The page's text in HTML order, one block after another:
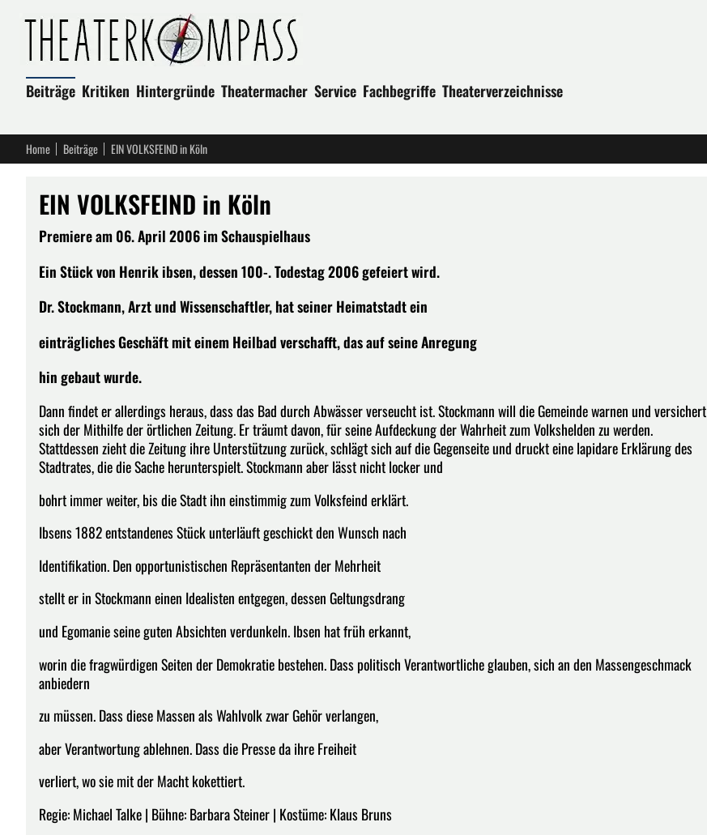
Beiträge Kritiken Hintergründe Theatermacher Service Fachbegriffe Theaterverzeichnisse
Home Beiträge EIN VOLKSFEIND in Köln
EIN VOLKSFEIND in Köln
Premiere am 06. April 2006 im Schauspielhaus
Ein Stück von Henrik ibsen, dessen 100-. Todestag 2006 gefeiert wird.
Dr. Stockmann, Arzt und Wissenschaftler, hat seiner Heimatstadt ein
einträgliches Geschäft mit einem Heilbad verschafft, das auf seine Anregung
hin gebaut wurde.
Dann findet er allerdings heraus, dass das Bad durch Abwässer verseucht ist. Stockmann will die Gemeinde warnen und versichert
sich der Mithilfe der örtlichen Zeitung. Er träumt davon, für seine Aufdeckung der Wahrheit zum Volkshelden zu werden.
Stattdessen zieht die Zeitung ihre Unterstützung zurück, schlägt sich auf die Gegenseite und druckt eine lapidare Erklärung des
Stadtrates, die die Sache herunterspielt. Stockmann aber lässt nicht locker und
bohrt immer weiter, bis die Stadt ihn einstimmig zum Volksfeind erklärt.
Ibsens 1882 entstandenes Stück unterläuft geschickt den Wunsch nach
Identifikation. Den opportunistischen Repräsentanten der Mehrheit
stellt er in Stockmann einen Idealisten entgegen, dessen Geltungsdrang
und Egomanie seine guten Absichten verdunkeln. Ibsen hat früh erkannt,
worin die fragwürdigen Seiten der Demokratie bestehen. Dass politisch Verantwortliche glauben, sich an den Massengeschmack
anbiedern
zu müssen. Dass diese Massen als Wahlvolk zwar Gehör verlangen,
aber Verantwortung ablehnen. Dass die Presse da ihre Freiheit
verliert, wo sie mit der Macht kokettiert.
Regie: Michael Talke | Bühne: Barbara Steiner | Kostüme: Klaus Bruns